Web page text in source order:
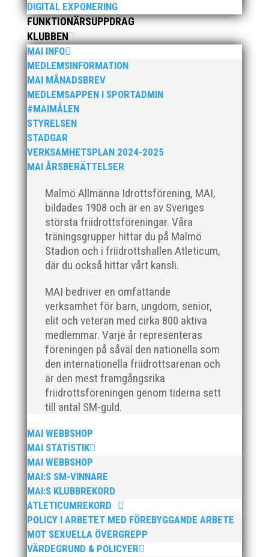
DIGITAL EXPONERING
FUNKTIONÄRSUPPDRAG
KLUBBEN
MAI INFO
MEDLEMSINFORMATION
MAI MÅNADSBREV
MEDLEMSAPPEN I SPORTADMIN
#MAIMÅLEN
STYRELSEN
STADGAR
VERKSAMHETSPLAN 2024-2025
MAI ÅRSBERÄTTELSER
Malmö Allmänna Idrottsförening, MAI,
bildades 1908 och är en av Sveriges
största friidrottsföreningar. Våra
träningsgrupper hittar du på Malmö
Stadion och i friidrottshallen Atleticum,
där du också hittar vårt kansli.
MAI bedriver en omfattande
verksamhet för barn, ungdom, senior,
elit och veteran med cirka 800 aktiva
medlemmar. Varje år representeras
föreningen på såväl den nationella som
den internationella friidrottsarenan och
är den mest framgångsrika
friidrottsföreningen genom tiderna sett
till antal SM-guld.
MAI WEBBSHOP
MAI STATISTIK
MAI WEBBSHOP
MAI:S SM-VINNARE
MAI:S KLUBBREKORD
ATLETICUMREKORD
POLICY I ARBETET MED FÖREBYGGANDE ARBETE
MOT SEXUELLA ÖVERGREPP
VÄRDEGRUND & POLICYER
När Friidrottssverige samlades för fest gick en av
utmärkelserna till MAI och Kalvinknatet – Lasses
skötebarn i alla år. MAI-delegationen fick ta emot
priset ”Årets pulshöjare”, och bland annat fanns
ordförande Fredrik Wennolf på plats för att ta emot
hyllningarna. –...
från MAI RUNNERS som sprang det mysiga
Sylvesterloppet på självaste nyårsafton. Formen är
enkel, ett eller två varv runt Pildammsparken (2,7 km
respektive 5,4 kilometer), med tidtagning på de fem
främsta i varje...
Klubbchef – Malmö Allmänna Idrottsförening (MAI)
Vill du vara med och skapa glädje, gemenskap och
utveckling i en av Sveriges största
friidrottsföreningar? Malmö Allmänna Idrottsförening
– MAI – söker en engagerad, strategisk,
relationsbyggande och affärsinriktad...
För mig har Lasse betytt oerhört mycket på flera